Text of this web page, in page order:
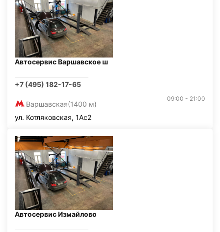
Автосервис Варшавское ш
+7 (495) 182-17-65
Варшавская(1400 м)
09:00 - 21:00
ул. Котляковская, 1Ас2
Автосервис Измайлово